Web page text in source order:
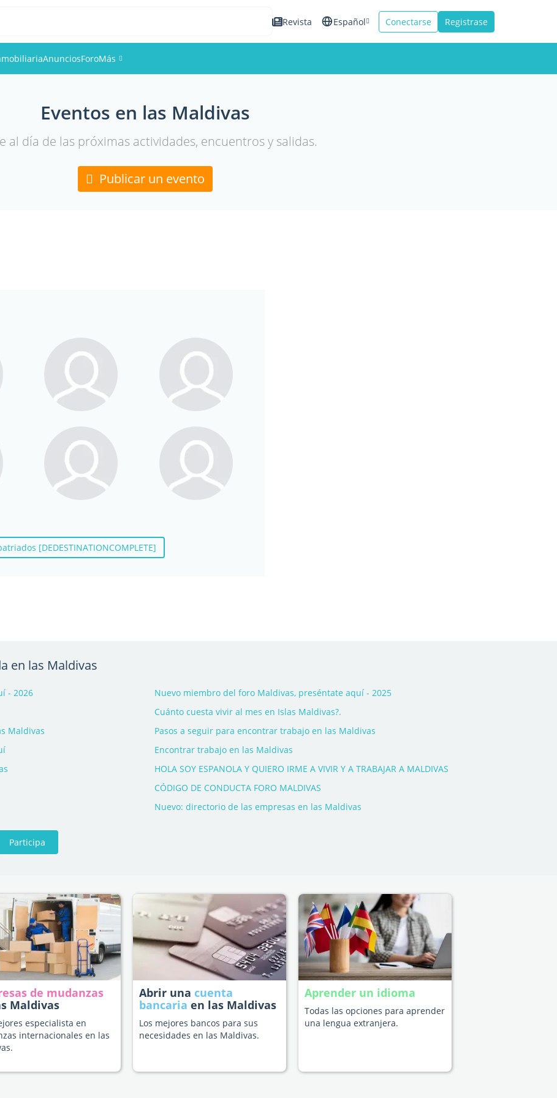
Revista Español Conectarse Registrase
AnunciosForoMás
Eventos en las Maldivas
al día de las próximas actividades, encuentros y salidas.
Publicar un evento
[DEDESTINATIONCOMPLETE]
en las Maldivas
- 2026
Nuevo miembro del foro Maldivas, preséntate aquí - 2025
Cuánto cuesta vivir al mes en Islas Maldivas?.
Maldivas
Pasos a seguir para encontrar trabajo en las Maldivas
Encontrar trabajo en las Maldivas
HOLA SOY ESPANOLA Y QUIERO IRME A VIVIR Y A TRABAJAR A MALDIVAS
CÓDIGO DE CONDUCTA FORO MALDIVAS
Nuevo: directorio de las empresas en las Maldivas
Participa
de mudanzas
Maldivas
especialista en
internacionales en las
Abrir una cuenta
bancaria en las Maldivas
Los mejores bancos para sus
necesidades en las Maldivas.
Aprender un idioma
Todas las opciones para aprender
una lengua extranjera.